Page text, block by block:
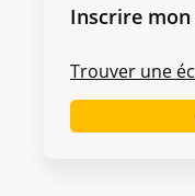
Inscrire
Trouver une